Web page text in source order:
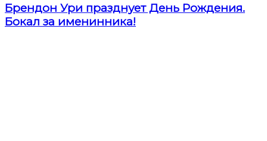
Брендон Ури празднует День Рождения.
Бокал за именинника!